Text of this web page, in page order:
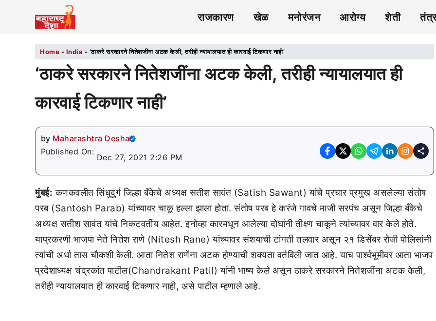
राजकारण खेळ मनोरंजन आरोग्य शेती
Home - India - ‘ठाकरे सरकारने नितेशजींना अटक केली, तरीही न्यायालयात ही कारवाई टिकणार नाही’
‘ठाकरे सरकारने नितेशजींना अटक केली, तरीही न्यायालयात ही
कारवाई टिकणार नाही’
by Maharashtra Desha
Published On:
Dec 27, 2021 2:26 PM
मुंबई: कणकवलीत सिंधुदुर्ग जिल्हा बँकेचे अध्यक्ष सतीश सावंत (Satish Sawant) यांचे प्रचार प्रमुख असलेल्या संतोष
परब (Santosh Parab) यांच्यावर चाकू हल्ला झाला होता. संतोष परब हे करंजे गावचे माजी सरपंच असून जिल्हा बँकेचे
अध्यक्ष सतीश सावंत यांचे निकटवर्तीय आहेत. इनोव्हा कारमधून आलेल्या दोघांनी तीक्ष्ण चाकूने त्यांच्यावर वार केले होते.
याप्रकरणी भाजपा नेते नितेश राणे (Nitesh Rane) यांच्यावर संशयाची टांगती तलवार असून २१ डिसेंबर रोजी पोलिसांनी
त्यांची अर्धा तास चौकशी केली. आता नितेश राणेंना अटक होण्याची शक्यता वर्तविली जात आहे. याच पार्श्वभूमीवर आता भाजप
प्रदेशाध्यक्ष चंद्रकांत पाटील(Chandrakant Patil) यांनी भाष्य केले असून ठाकरे सरकारने नितेशजींना अटक केली,
तरीही न्यायालयात ही कारवाई टिकणार नाही, असे पाटील म्हणाले आहे.